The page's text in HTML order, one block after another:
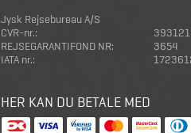
Jysk Rejsebureau A/S
CVR-nr.:
REJSEGARANTIFOND NR:
3654
IATA nr.:
HER KAN DU BETALE MED